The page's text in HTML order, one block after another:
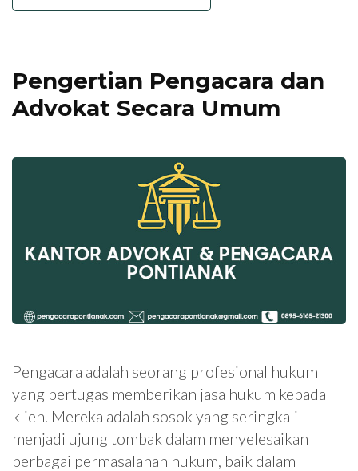
Pengertian Pengacara dan
Advokat Secara Umum
Pengacara adalah seorang profesional hukum
yang bertugas memberikan jasa hukum kepada
klien. Mereka adalah sosok yang seringkali
menjadi ujung tombak dalam menyelesaikan
berbagai permasalahan hukum, baik dalam